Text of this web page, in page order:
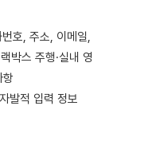
호, 주소, 이메일,
박스 주행·실내 영
발적 입력 정보